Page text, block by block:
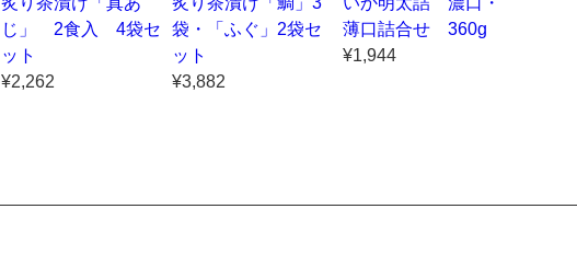
じ」 2食入 4袋セ
ット
¥2,262
袋・「ふぐ」2袋セ
ット
¥3,882
薄口詰合せ 360g
¥1,944